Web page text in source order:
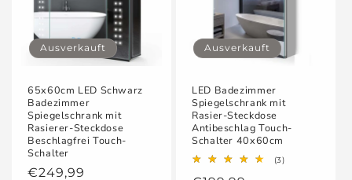
Ausverkauft
65x60cm LED Schwarz
Badezimmer
Spiegelschrank mit
Rasierer-Steckdose
Beschlagfrei Touch-
Schalter
Normaler
€249,99
Ausverkauft
LED Badezimmer
Spiegelschrank mit
Rasier-Steckdose
Antibeschlag Touch-
Schalter 40x60cm
(3)3